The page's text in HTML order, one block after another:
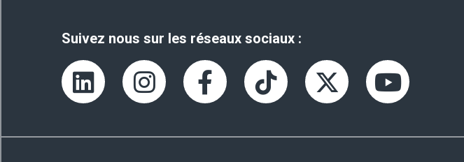
Suivez nous sur les réseaux sociaux :